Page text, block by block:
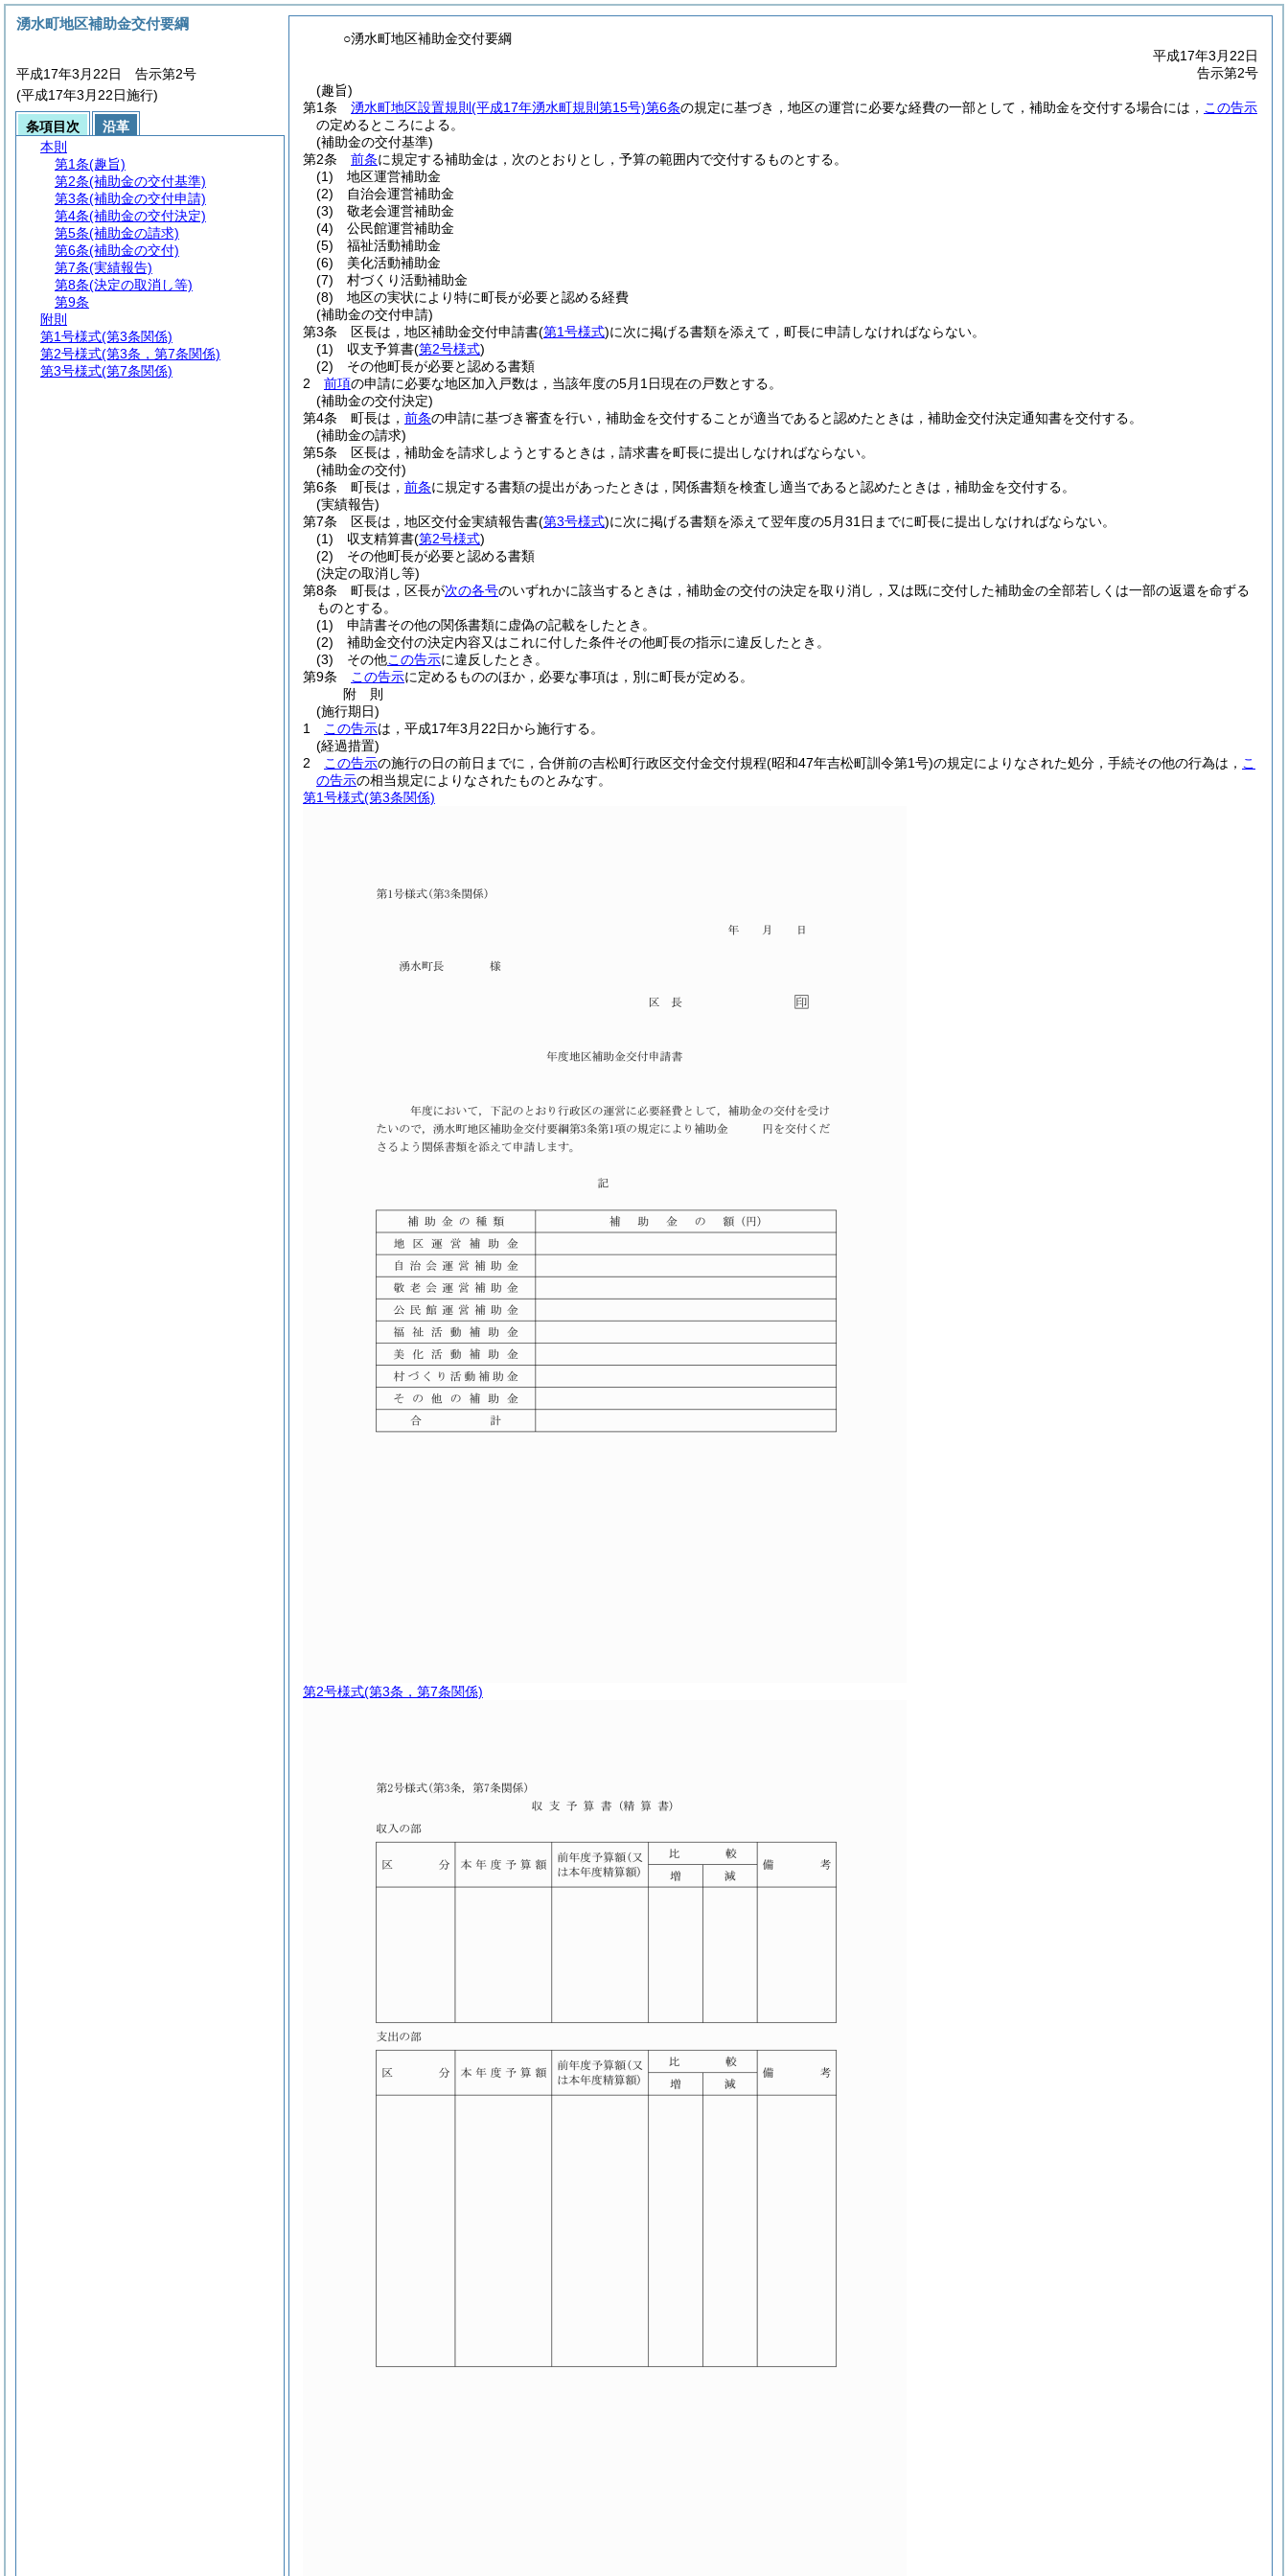
○湧水町地区補助金交付要綱
平成17年3月22日
告示第2号
(趣旨)
第1条
湧水町地区設置規則 (平成17年湧水町規則第15号)第6条の規定に基づき，地区の運営に必要な経費の一部として，補助金を交付する場合には， この告示
の定めるところによる。
(補助金の交付基準)
第2条
前条に規定する補助金は，次のとおりとし，予算の範囲内で交付するものとする。
(1)
地区運営補助金
(2)
自治会運営補助金
(3)
敬老会運営補助金
(4)
公民館運営補助金
(5)
福祉活動補助金
(6)
美化活動補助金
(7)
村づくり活動補助金
(8)
地区の実状により特に町長が必要と認める経費
(補助金の交付申請)
第3条
区長は，地区補助金交付申請書(第1号様式)に次に掲げる書類を添えて，町長に申請しなければならない。
(1)
収支予算書(第2号様式)
(2)
その他町長が必要と認める書類
2
前項の申請に必要な地区加入戸数は，当該年度の5月1日現在の戸数とする。
(補助金の交付決定)
第4条
町長は， 前条の申請に基づき審査を行い，補助金を交付することが適当であると認めたときは，補助金交付決定通知書を交付する。
(補助金の請求)
第5条
区長は，補助金を請求しようとするときは，請求書を町長に提出しなければならない。
(補助金の交付)
第6条
町長は， 前条に規定する書類の提出があったときは，関係書類を検査し適当であると認めたときは，補助金を交付する。
(実績報告)
第7条
区長は，地区交付金実績報告書(第3号様式)に次に掲げる書類を添えて翌年度の5月31日までに町長に提出しなければならない。
(1)
収支精算書(第2号様式)
(2)
その他町長が必要と認める書類
(決定の取消し等)
第8条
町長は，区長が次の各号のいずれかに該当するときは，補助金の交付の決定を取り消し，又は既に交付した補助金の全部若しくは一部の返還を命ずる
ものとする。
(1)
申請書その他の関係書類に虚偽の記載をしたとき。
(2)
補助金交付の決定内容又はこれに付した条件その他町長の指示に違反したとき。
(3)
その他この告示に違反したとき。
第9条
この告示に定めるもののほか，必要な事項は，別に町長が定める。
附 則
(施行期日)
1
この告示は，平成17年3月22日から施行する。
(経過措置)
2
この告示の施行の日の前日までに，合併前の吉松町行政区交付金交付規程(昭和47年吉松町訓令第1号)の規定によりなされた処分，手続その他の行為は， こ
の告示の相当規定によりなされたものとみなす。
第1号様式(第3条関係)
第2号様式(第3条，第7条関係)
湧水町地区補助金交付要綱
平成17年3月22日 告示第2号
(平成17年3月22日施行)
条項目次
沿革
本則
第1条(趣旨)
第2条(補助金の交付基準)
第3条(補助金の交付申請)
第4条(補助金の交付決定)
第5条(補助金の請求)
第6条(補助金の交付)
第7条(実績報告)
第8条(決定の取消し等)
第9条
附則
第1号様式(第3条関係)
第2号様式(第3条，第7条関係)
第3号様式(第7条関係)